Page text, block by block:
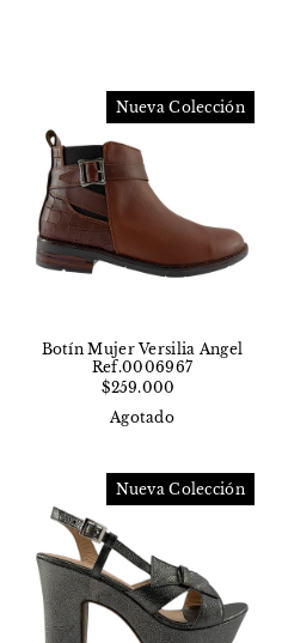
Nueva Colección
Botín Mujer Versilia Angel
Ref.0006967
$259.000
Agotado
Nueva Colección